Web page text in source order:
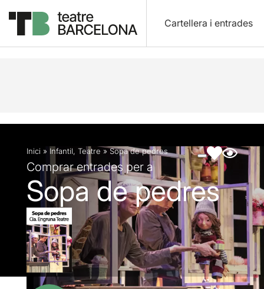
Cartellera i entrades
Descripció Fitxa artística Fotos i vídeos
Inici » Infantil, Teatre »Sopa de pedres
Comprar entrades per a
Sopa de pedres